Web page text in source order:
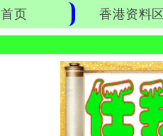
首页 香港资料区